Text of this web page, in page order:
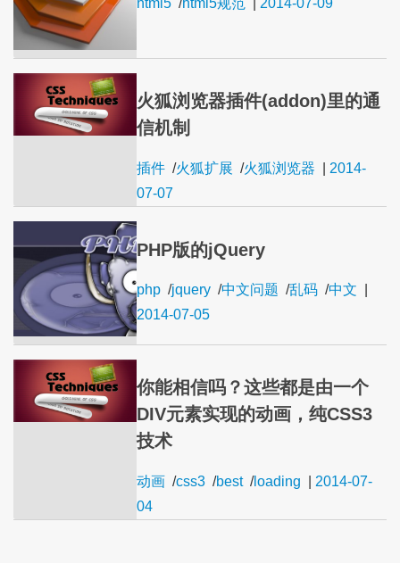
html5 /html5规范 2014-07-09
火狐浏览器插件(addon)里的通
信机制
插件 /火狐扩展 /火狐浏览器
2014-
07-07
PHP版的jQuery
php /jquery /中文问题 /乱码 /中文
2014-07-05
你能相信吗？这些都是由一个
DIV元素实现的动画，纯CSS3
技术
动画 /css3 /best /loading
2014-07-
04